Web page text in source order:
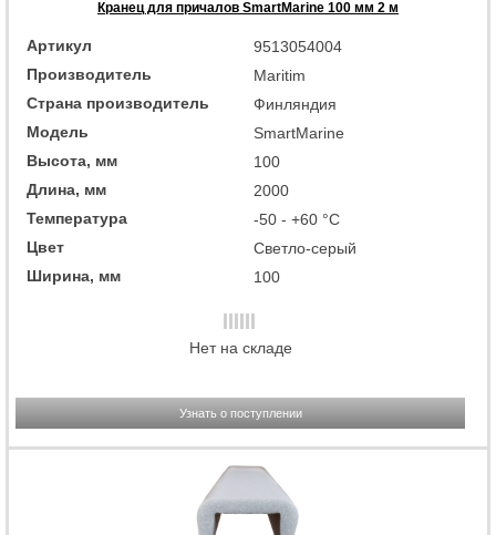
Кранец для причалов SmartMarine 100 мм 2 м
Артикул
9513054004
Производитель
Maritim
Страна производитель
Финляндия
Модель
SmartMarine
Высота, мм
100
Длина, мм
2000
Температура
-50 - +60 °C
Цвет
Светло-серый
Ширина, мм
100
Нет на складе
Узнать о поступлении